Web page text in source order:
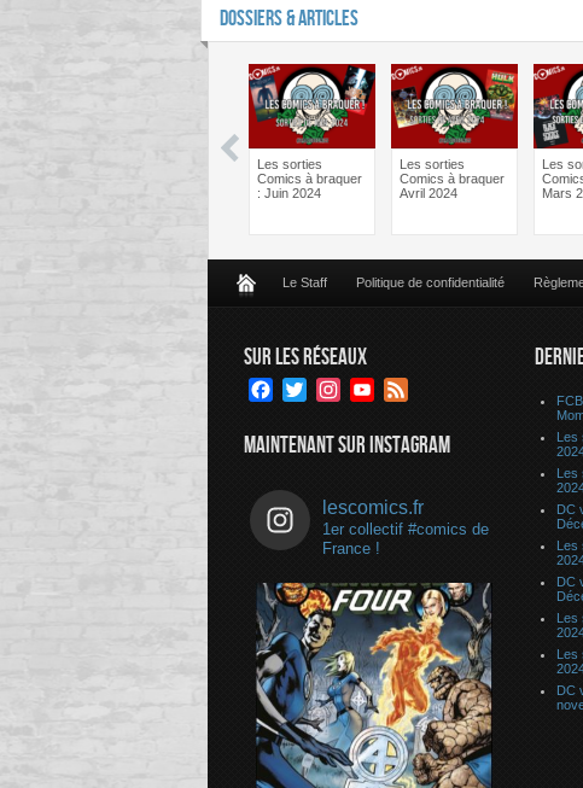
DOSSIERS & ARTICLES
Les sorties
Comics à braquer
: Juin 2024
Les sorties
Comics à braquer
Avril 2024
Les
Mars
Le Staff Politique de confidentialité
SUR LES RÉSEAUX
Facebook
TwitterInstagramYouTube
MAINTENANT SUR INSTAGRAM
lescomics.fr
1er collectif #comics de
France !
Les
Les
DC
Les
DC
Les
Les
DC